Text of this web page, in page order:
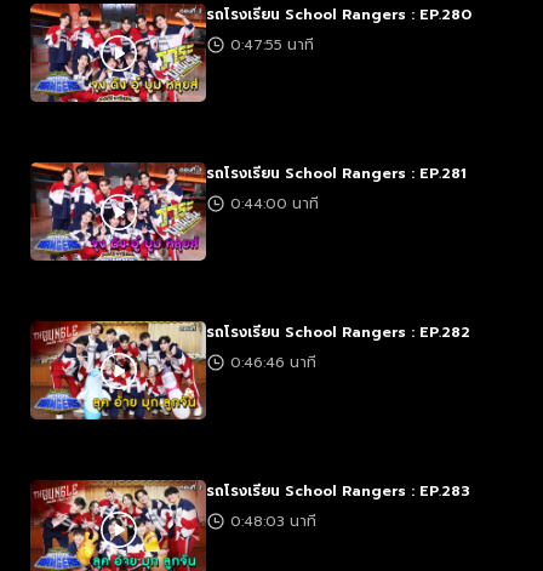
รถโรงเรียน School Rangers : EP.280
0:47:55 นาที
รถโรงเรียน School Rangers : EP.281
0:44:00 นาที
รถโรงเรียน School Rangers : EP.282
0:46:46 นาที
รถโรงเรียน School Rangers : EP.283
0:48:03 นาที